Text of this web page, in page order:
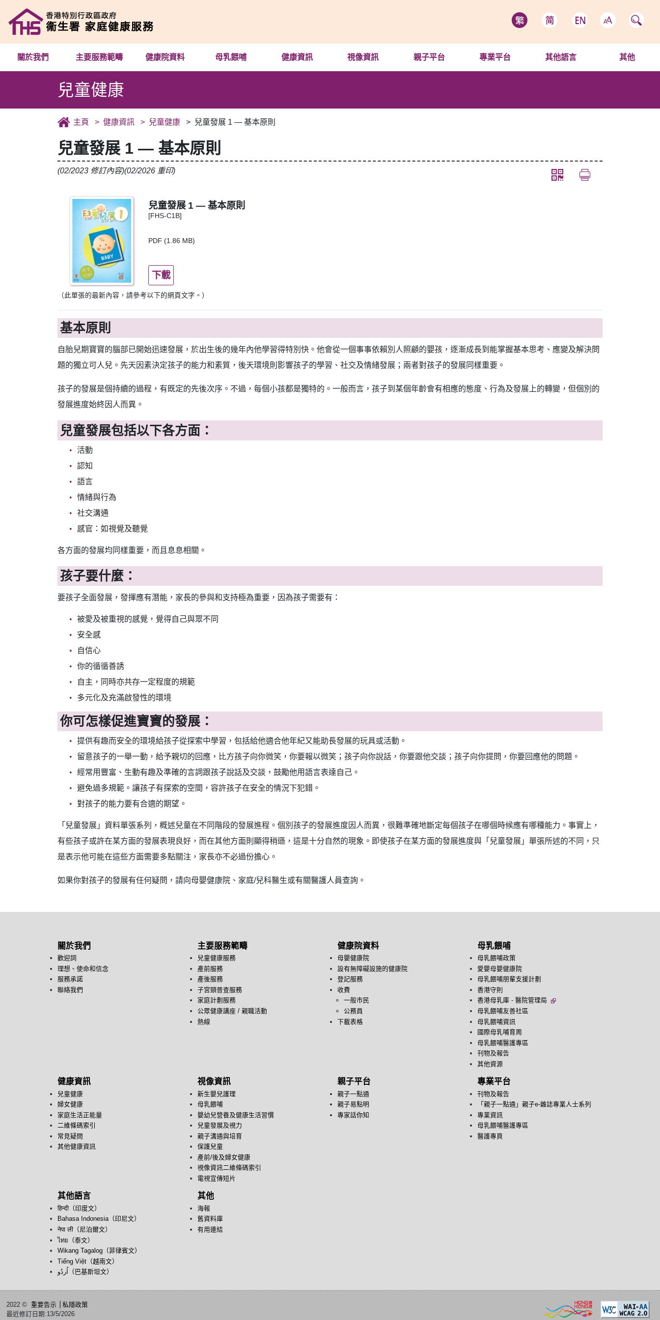
關於我們 主要服務範疇 健康院資料 母乳餵哺 健康資訊 視像資訊 親子平台 專業平台 其他語言 其他
兒童健康
主頁 健康資訊 兒童健康 兒童發展 1 — 基本原則
兒童發展 1 — 基本原則
(02/2023 修訂內容)(02/2026 重印)
兒童發展 1 — 基本原則
[FHS-C1B]
PDF (1.86 MB)
下載
（此單張的最新內容，請參考以下的網頁文字。）
基本原則
自胎兒期寶寶的腦部已開始迅速發展，於出生後的幾年內他學習得特別快。他會從一個事事依賴別人照顧的嬰孩，逐漸成長到能掌握基本思考、應變及解決問
題的獨立可人兒。先天因素決定孩子的能力和素質，後天環境則影響孩子的學習、社交及情緒發展；兩者對孩子的發展同樣重要。
孩子的發展是個持續的過程，有既定的先後次序。不過，每個小孩都是獨特的。一般而言，孩子到某個年齡會有相應的態度、行為及發展上的轉變，但個別的
發展進度始終因人而異。
兒童發展包括以下各方面：
活動
認知
語言
情緒與行為
社交溝通
感官：如視覺及聽覺
各方面的發展均同樣重要，而且息息相關。
孩子要什麼：
要孩子全面發展，發揮應有潛能，家長的參與和支持極為重要，因為孩子需要有：
被愛及被重視的感覺，覺得自己與眾不同
安全感
自信心
你的循循善誘
自主，同時亦共存一定程度的規範
多元化及充滿啟發性的環境
你可怎樣促進寶寶的發展：
提供有趣而安全的環境給孩子從探索中學習，包括給他適合他年紀又能助長發展的玩具或活動。
留意孩子的一舉一動，給予親切的回應，比方孩子向你微笑，你要報以微笑；孩子向你說話，你要跟他交談；孩子向你提問，你要回應他的問題。
經常用豐富、生動有趣及準確的言詞跟孩子說話及交談，鼓勵他用語言表達自己。
避免過多規範。讓孩子有探索的空間，容許孩子在安全的情況下犯錯。
對孩子的能力要有合適的期望。
「兒童發展」資料單張系列，概述兒童在不同階段的發展進程。個別孩子的發展進度因人而異，很難準確地斷定每個孩子在哪個時候應有哪種能力。事實上，
有些孩子或許在某方面的發展表現良好，而在其他方面則顯得稍遜，這是十分自然的現象。即使孩子在某方面的發展進度與「兒童發展」單張所述的不同，只
是表示他可能在這些方面需要多點關注，家長亦不必過份擔心。
如果你對孩子的發展有任何疑問，請向母嬰健康院、家庭/兒科醫生或有關醫護人員查詢。
關於我們
歡迎詞
理想、使命和信念
服務承諾
聯絡我們
主要服務範疇
兒童健康服務
產前服務
產後服務
子宮頸普查服務
家庭計劃服務
公眾健康講座 / 親職活動
熱線
健康院資料
母嬰健康院
設有無障礙設施的健康院
登記服務
收費
一般市民
公務員
下載表格
母乳餵哺
母乳餵哺政策
愛嬰母嬰健康院
母乳餵哺朋輩支援計劃
香港守則
香港母乳庫 - 醫院管理局
母乳餵哺友善社區
母乳餵哺資訊
國際母乳哺育周
母乳餵哺醫護專區
刊物及報告
其他資源
健康資訊
兒童健康
婦女健康
家庭生活正能量
二維條碼索引
常見疑問
其他健康資訊
視像資訊
新生嬰兒護理
母乳餵哺
嬰幼兒營養及健康生活習慣
兒童發展及視力
親子溝通與培育
保護兒童
產前/後及婦女健康
視像資訊二維條碼索引
電視宣傳短片
親子平台
親子一點通
親子易點明
專家話你知
專業平台
刊物及報告
「親子一點通」親子e-雜誌專業人士系列
專業資訊
母乳餵哺醫護專區
醫護專頁
其他語言
हिन्दी（印度文）
Bahasa Indonesia（印尼文）
नेपा ली（尼泊爾文）
ไทย（泰文）
Wikang Tagalog（菲律賓文）
Tiếng Việt（越南文）
اُردُو‎（巴基斯坦文）
其他
海報
舊資料庫
有用連結
2022 © 重要告示
私隱政策
最近修訂日期:13/5/2026